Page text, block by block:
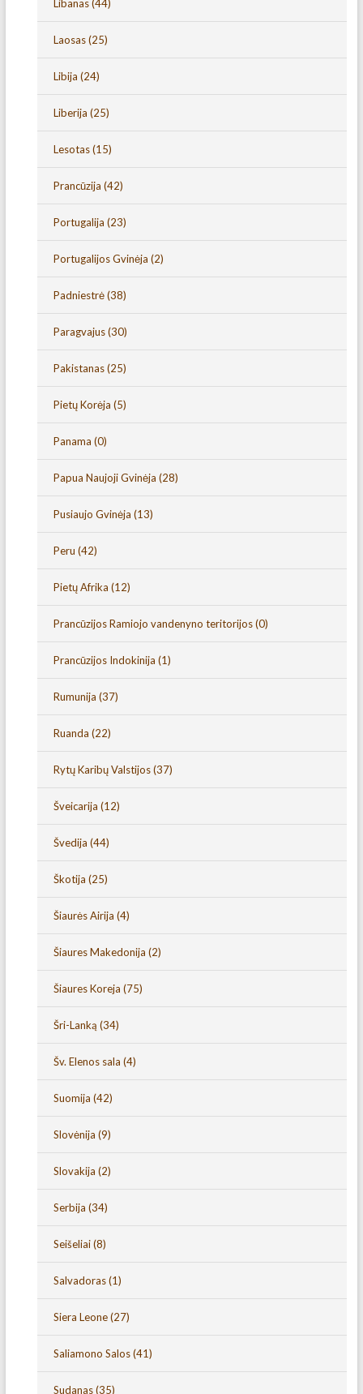
Libanas(44)
Laosas(25)
Libija (24)
Liberija (25)
Lesotas(15)
Prancūzija (42)
Portugalija (23)
Portugalijos Gvinėja (2)
Padniestrė(38)
Paragvajus(30)
Pakistanas(25)
Pietų Korėja (5)
Panama (0)
Papua Naujoji Gvinėja (28)
Pusiaujo Gvinėja (13)
Peru (42)
Pietų Afrika (12)
Prancūzijos Ramiojo vandenyno teritorijos(0)
Prancūzijos Indokinija (1)
Rumunija (37)
Ruanda (22)
Rytų Karibų Valstijos(37)
Šveicarija (12)
Švedija (44)
Škotija (25)
Šiaurės Airija (4)
Šiaures Makedonija (2)
Šiaures Koreja (75)
Šri-Lanką (34)
Šv. Elenos sala (4)
Suomija (42)
Slovėnija (9)
Slovakija (2)
Serbija (34)
Seišeliai(8)
Salvadoras(1)
Siera Leone(27)
Saliamono Salos(41)
Sudanas(35)